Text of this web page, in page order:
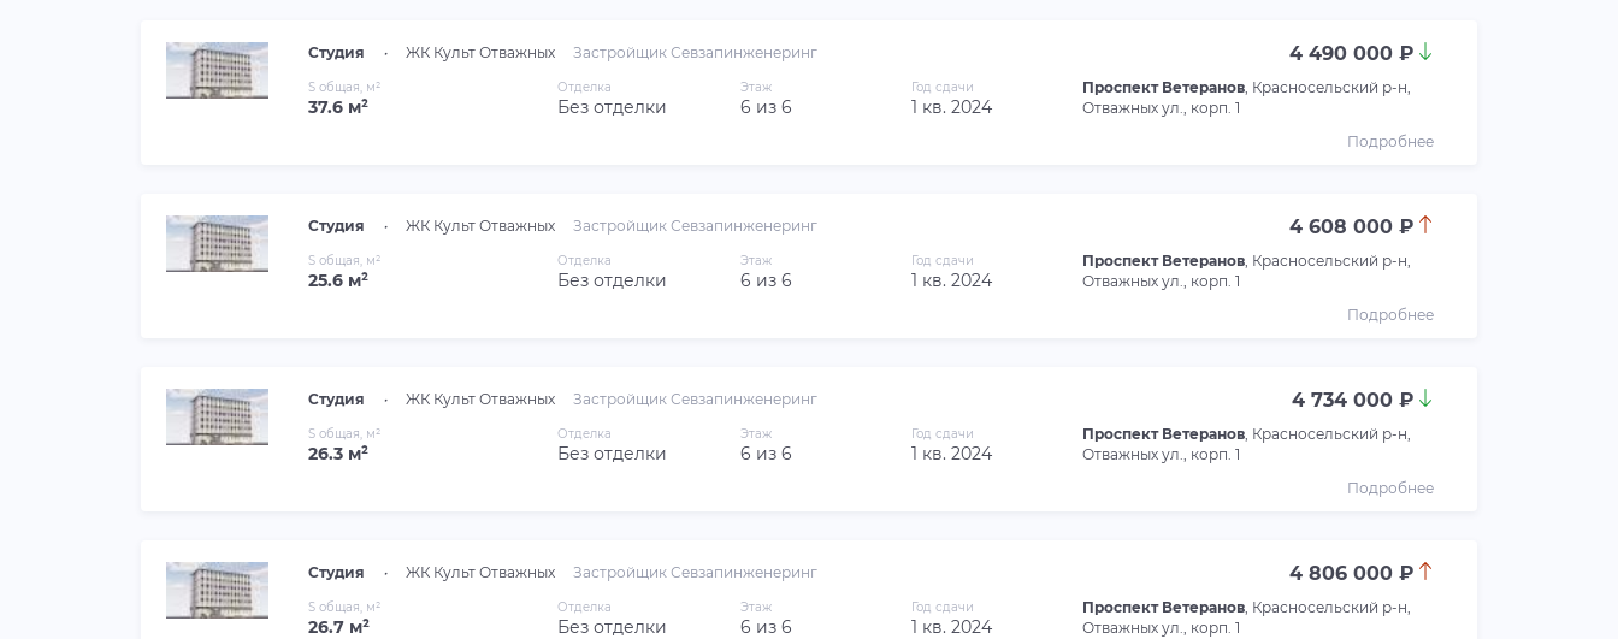
Студия • ЖК Культ Отважных Застройщик Севзапинженеринг 4 490 000 ₽
S общая, м²
37.6 м²
Отделка
Без отделки
Этаж
6 из 6
Год сдачи
1 кв. 2024
Проспект Ветеранов, Красносельский р-н,
Отважных ул., корп. 1
Подробнее
Студия • ЖК Культ Отважных Застройщик Севзапинженеринг 4 608 000 ₽
S общая, м²
25.6 м²
Отделка
Без отделки
Этаж
6 из 6
Год сдачи
1 кв. 2024
Проспект Ветеранов, Красносельский р-н,
Отважных ул., корп. 1
Подробнее
Студия • ЖК Культ Отважных Застройщик Севзапинженеринг 4 734 000 ₽
S общая, м²
26.3 м²
Отделка
Без отделки
Этаж
6 из 6
Год сдачи
1 кв. 2024
Проспект Ветеранов, Красносельский р-н,
Отважных ул., корп. 1
Подробнее
Студия • ЖК Культ Отважных Застройщик Севзапинженеринг 4 806 000 ₽
S общая, м²
26.7 м²
Отделка
Без отделки
Этаж
6 из 6
Год сдачи
1 кв. 2024
Проспект Ветеранов, Красносельский р-н,
Отважных ул., корп. 1